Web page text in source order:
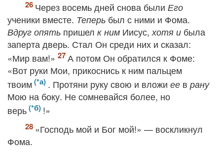
Через восемь дней снова были Его
ученики вместе. Теперь был с ними и Фома.
Вдруг опять пришел к ним Иисус,хотя и была
заперта дверь. Стал Он среди них и сказал:
«Мир вам!»
А потом Он обратился к Фоме:
«Вот руки Мои, прикоснись к ним пальцем
твоим
. Протяни руку свою и вложи ее в рану
Мою на боку. Не сомневайся более, но
верь
!»
«Господь мой и Бог мой!» — воскликнул
Фома.